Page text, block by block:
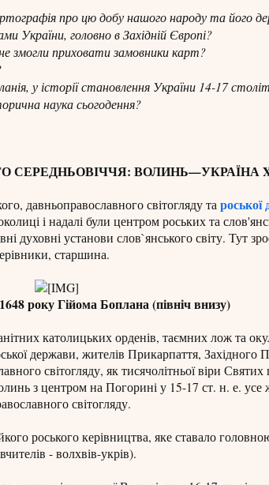
про цю добу нашого народу та його
України, головно в Західній Європі?
змогли приховати замовники карт?
у історії становлення України 14-17
наука сьогодення?
СЕРЕДНЬОВІЧЧЯ: ВОЛИНЬ—УКРАЇНА
давньоправославного світогляду та роської
і надалі були центром роських та
духовні установи слов`янського світу. Тут
старшина.
року Гійома Боплана (північ внизу)
католицьких орденів, таємних лож та
держави, жителів Прикарпаття, Західного
світогляду, як тисячолітньої віри
з центром на Погорині у 15-17 ст. н. е.
світогляду.
роського керівництва, яке ставало
- волхвів-укрів).